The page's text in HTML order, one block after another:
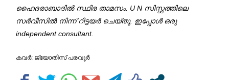
ഹൈദരാബാദിൽ സ്ഥിര താമസം. U N സിസ്റ്റത്തിലെ
സർവീസിൽ നിന്ന് റിട്ടയർ ചെയ്തു. ഇപ്പോൾ ഒരു
independent consultant.
കവര്‍: ജ്യോതിസ് പരവൂര്‍